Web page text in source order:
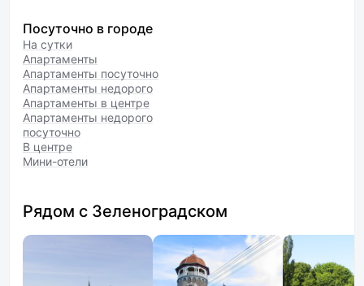
Посуточно в городе
На сутки
Апартаменты
Апартаменты посуточно
Апартаменты недорого
Апартаменты в центре
Апартаменты недорого
посуточно
В центре
Мини-отели
Рядом с Зеленоградском